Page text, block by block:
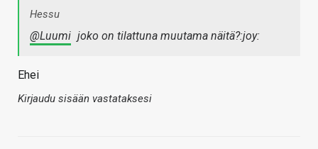
Hessu
@Luumi joko on tilattuna muutama näitä?:joy:
Ehei
Kirjaudu sisään vastataksesi